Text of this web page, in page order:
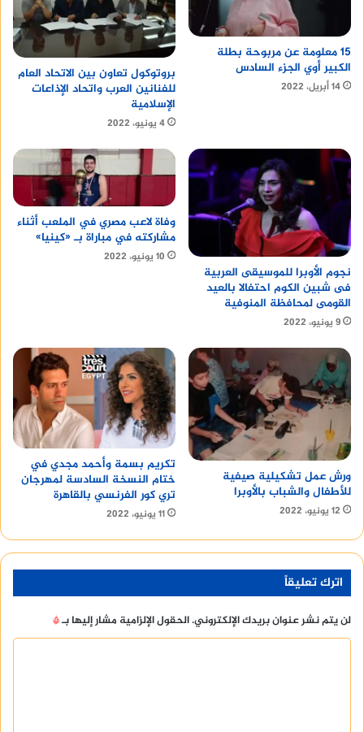
15 معلومة عن مربوحة بطلة
الكبير أوي الجزء السادس
14 أبريل، 2022
بروتوكول تعاون بين الاتحاد العام
للفنانين العرب واتحاد الإذاعات
الإسلامية
4 يونيو، 2022
نجوم الأوبرا للموسيقى العربية
فى شبين الكوم احتفالا بالعيد
القومى لمحافظة المنوفية
9 يونيو، 2022
وفاة لاعب مصري في الملعب أثناء
مشاركته في مباراة بـ «كينيا»
10 يونيو، 2022
ورش عمل تشكيلية صيفية
للأطفال والشباب بالأوبرا
12 يونيو، 2022
تكريم بسمة وأحمد مجدي في
ختام النسخة السادسة لمهرجان
تري كور الفرنسي بالقاهرة
11 يونيو، 2022
اترك تعليقاً
لن يتم نشر عنوان بريدك الإلكتروني.الحقول الإلزامية مشار إليها بـ*